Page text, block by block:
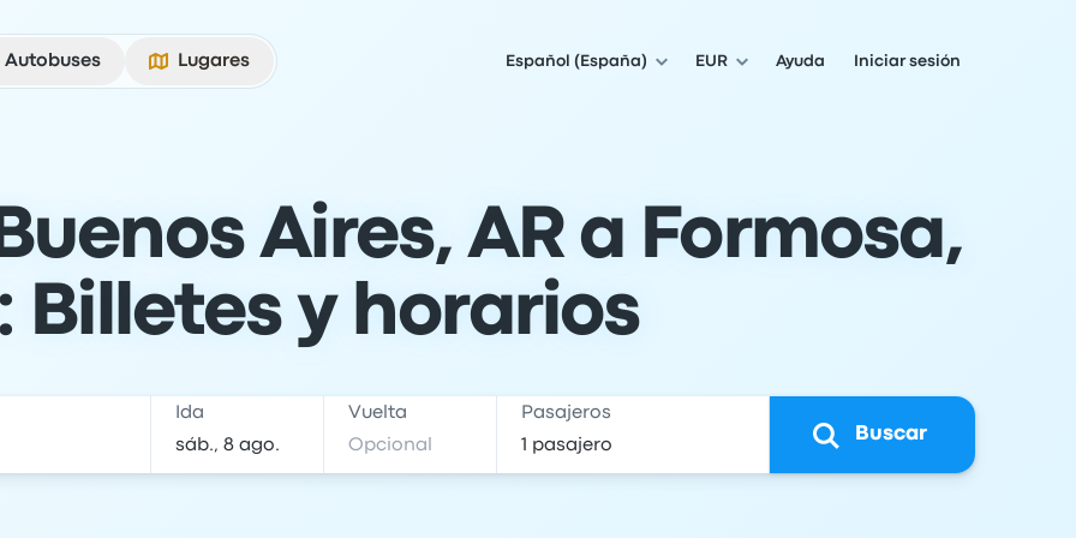
Autobuses
Lugares Español (España) EUR Ayuda Iniciar sesión
Aires, AR a Formosa,
Billetes y horarios
Ida Vuelta Pasajeros
Buscar